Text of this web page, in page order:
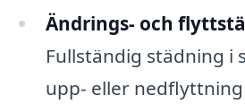
Ändrings- och
Fullständig städning i
upp- eller